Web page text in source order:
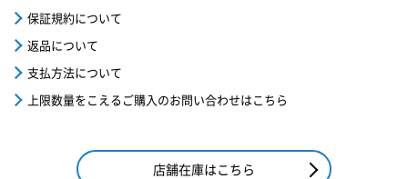
保証規約について
返品について
支払方法について
上限数量をこえるご購入のお問い合わせはこちら
店舗在庫はこちら